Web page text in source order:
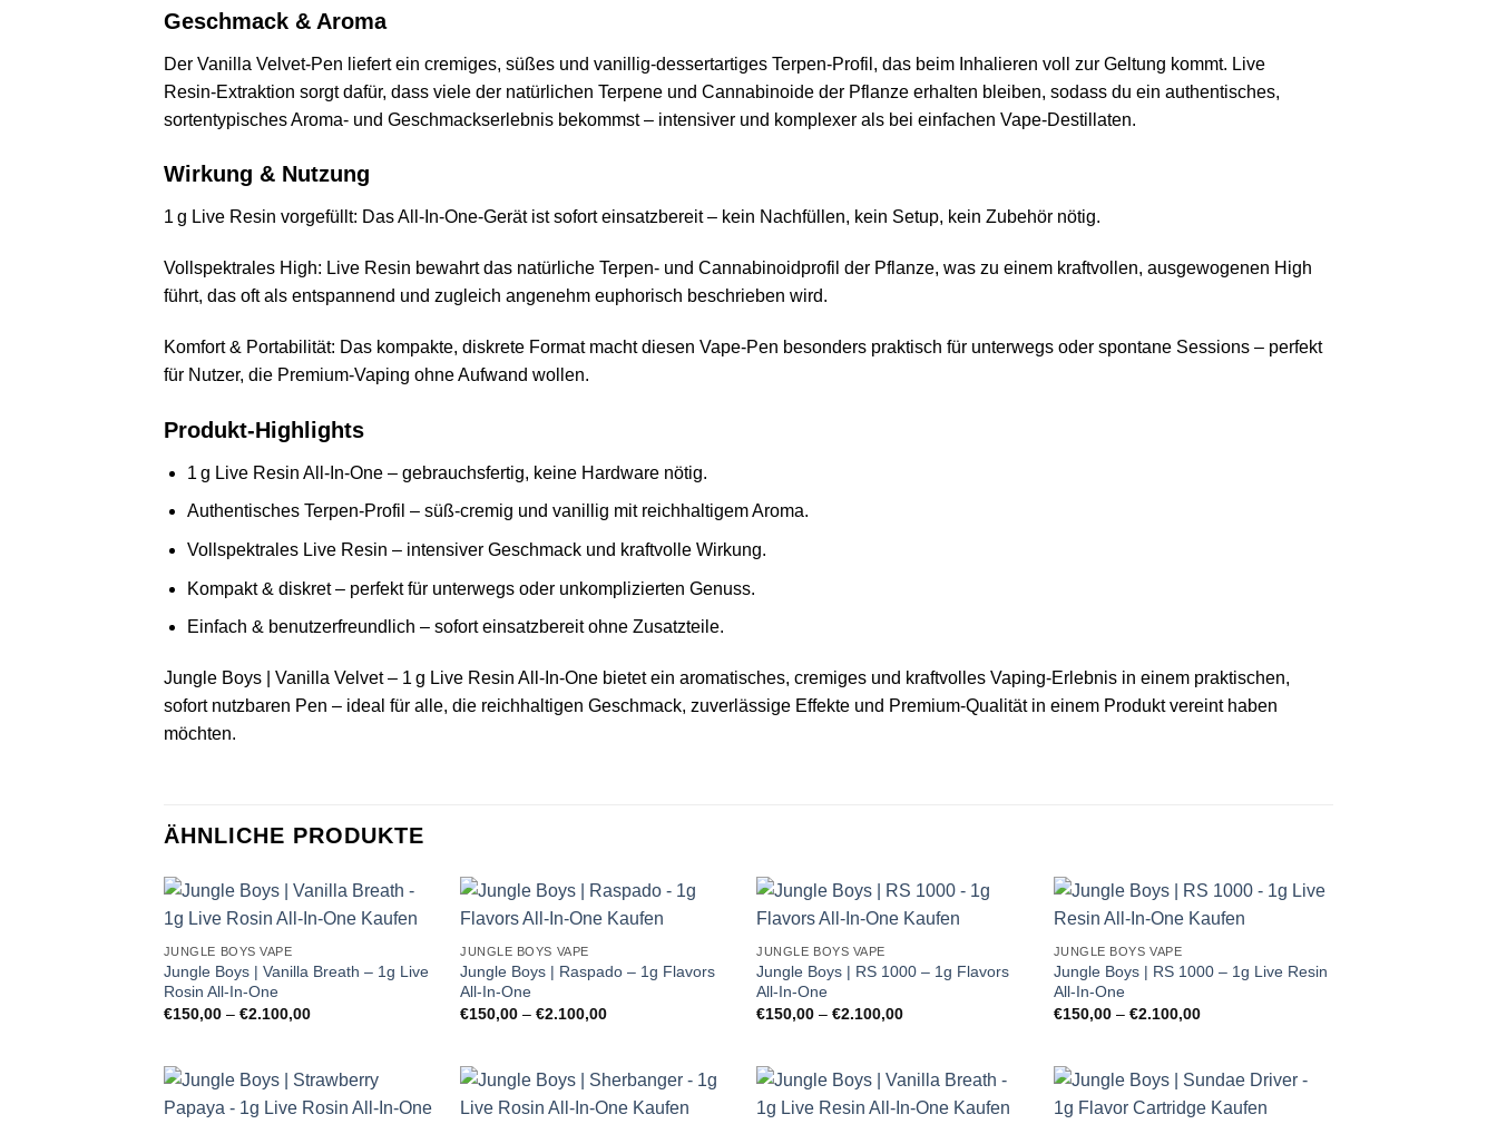
Geschmack & Aroma
Der Vanilla Velvet‑Pen liefert ein cremiges, süßes und vanillig‑dessertartiges Terpen‑Profil, das beim Inhalieren voll zur Geltung kommt. Live
Resin‑Extraktion sorgt dafür, dass viele der natürlichen Terpene und Cannabinoide der Pflanze erhalten bleiben, sodass du ein authentisches,
sortentypisches Aroma‑ und Geschmacks­erlebnis bekommst – intensiver und komplexer als bei einfachen Vape‑Destillaten.
Wirkung & Nutzung
1 g Live Resin vorgefüllt: Das All‑In‑One‑Gerät ist sofort einsatzbereit – kein Nachfüllen, kein Setup, kein Zubehör nötig.
Vollspektrales High: Live Resin bewahrt das natürliche Terpen‑ und Cannabinoid­profil der Pflanze, was zu einem kraftvollen, ausgewogenen High
führt, das oft als entspannend und zugleich angenehm euphorisch beschrieben wird.
Komfort & Portabilität: Das kompakte, diskrete Format macht diesen Vape‑Pen besonders praktisch für unterwegs oder spontane Sessions – perfekt
für Nutzer, die Premium‑Vaping ohne Aufwand wollen.
Produkt‑Highlights
1 g Live Resin All‑In‑One – gebrauchsfertig, keine Hardware nötig.
Authentisches Terpen‑Profil – süß‑cremig und vanillig mit reichhaltigem Aroma.
Vollspektrales Live Resin – intensiver Geschmack und kraftvolle Wirkung.
Kompakt & diskret – perfekt für unterwegs oder unkomplizierten Genuss.
Einfach & benutzerfreundlich – sofort einsatzbereit ohne Zusatzteile.
Jungle Boys | Vanilla Velvet – 1 g Live Resin All‑In‑One bietet ein aromatisches, cremiges und kraftvolles Vaping‑Erlebnis in einem praktischen,
sofort nutzbaren Pen – ideal für alle, die reichhaltigen Geschmack, zuverlässige Effekte und Premium‑Qualität in einem Produkt vereint haben
möchten.
ÄHNLICHE PRODUKTE
JUNGLE BOYS VAPE
Jungle Boys | Vanilla Breath – 1g Live
Rosin All-In-One
€150,00 – €2.100,00Preisspanne:
JUNGLE BOYS VAPE
Jungle Boys | Raspado – 1g Flavors
All-In-One
€150,00 –€2.100,00Preisspanne:
JUNGLE BOYS VAPE
Jungle Boys | RS 1000 – 1g Flavors
All-In-One
€150,00 –€2.100,00Preisspanne:
JUNGLE BOYS VAPE
Jungle Boys | RS 1000 – 1g Live Resin
All-In-One
€150,00 – €2.100,00Preisspanne: